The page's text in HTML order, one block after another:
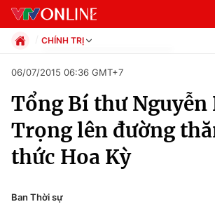
Chuyên mục
Chính trị
CHÍNH TRỊ
Xã hội
Pháp luật
Kinh tế
Thể thao
Truyền hình
Văn hóa - Giải trí
Đời sống
06/07/2015 06:36 GMT+7
Tổng Bí thư Nguyễn
Trọng lên đường
thức Hoa Kỳ
Ban Thời sự